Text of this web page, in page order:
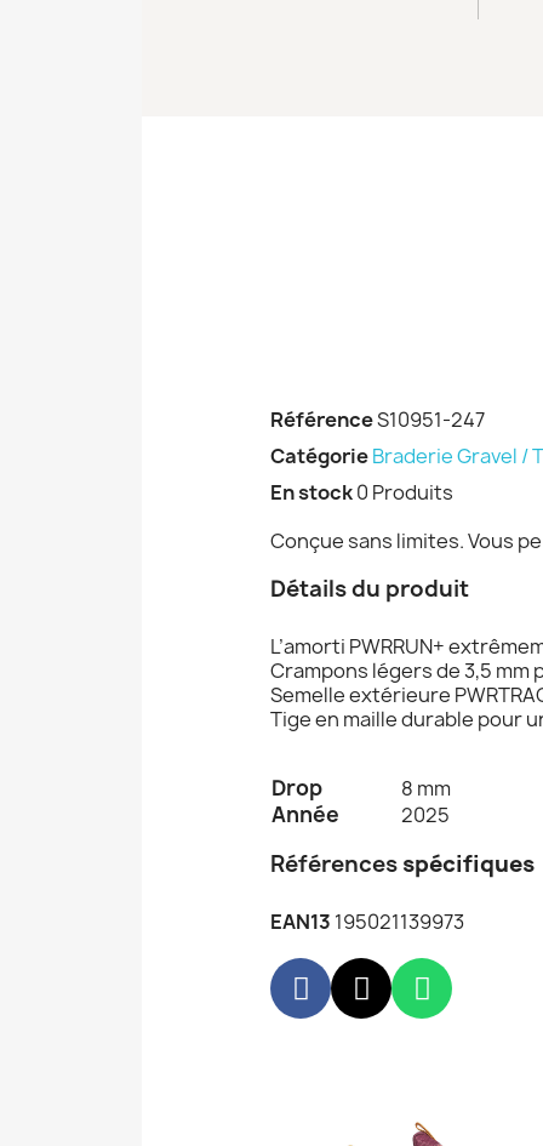
RéférenceS10951-247
CatégorieBraderie Gravel /
En stock0 Produits
Conçue sans limites. Vous
Détails du produit
L’amorti PWRRUN+
Crampons légers de 3,5
Semelle extérieure
Tige en maille durable pour
Drop 8 mm
Année 2025
Références spécifiques
EAN13 195021139973